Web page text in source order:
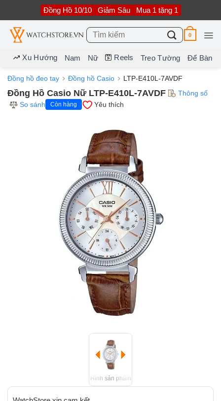
nội
dung
Đồng Hồ 10/10 Giảm Sâu Mua 1 tặng 1
Tìm
kiếm:
0
Xu Hướng Nam Nữ Reels Treo Tường Để Bàn
Đồng hồ đeo tay Đồng hồ Casio LTP-E410L-7AVDF
Đồng Hồ Casio Nữ LTP-E410L-7AVDF
Thông số
So sánh
Còn hàng Yêu thích
Hình sản phẩm